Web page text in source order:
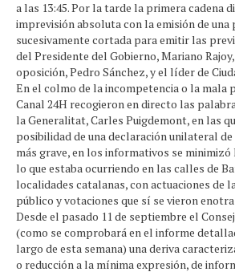
a las 13:45. Por la tarde la primera cadena
imprevisión absoluta con la emisión de una
sucesivamente cortada para emitir las
del Presidente del Gobierno, Mariano
oposición, Pedro Sánchez, y el líder de
En el colmo de la incompetencia o la mala
Canal 24H recogieron en directo las
la Generalitat, Carles Puigdemont, en las
posibilidad de una declaración unilateral de
más grave, en los informativos se
lo que estaba ocurriendo en las calles de
localidades catalanas, con actuaciones de
público y votaciones que sí se vieron
Desde el pasado 11 de septiembre el
(como se comprobará en el informe
largo de esta semana) una deriva
o reducción a la mínima expresión, de